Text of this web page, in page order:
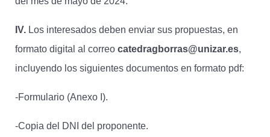
IV. Los interesados deben enviar sus propuestas, en
formato digital al correo catedragborras@unizar.es,
incluyendo los siguientes documentos en formato pdf:
-Formulario (Anexo I).
-Copia del DNI del proponente.